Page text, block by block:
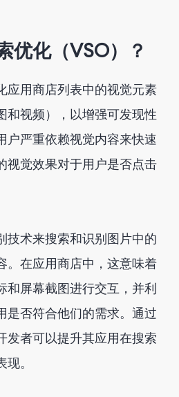
优化（VSO）？
应用商店列表中的视觉元素
和视频），以增强可发现性
户严重依赖视觉内容来快速
视觉效果对于用户是否点击
技术来搜索和识别图片中的
。在应用商店中，这意味着
和屏幕截图进行交互，并利
是否符合他们的需求。通过
发者可以提升其应用在搜索
。